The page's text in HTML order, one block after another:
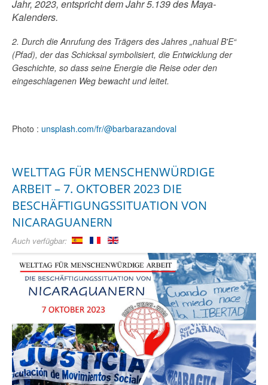
Jahr, 2023, entspricht dem Jahr 5.139 des Maya-
Kalenders.
2. Durch die Anrufung des Trägers des Jahres „nahual B'E“
(Pfad), der das Schicksal symbolisiert, die Entwicklung der
Geschichte, so dass seine Energie die Reise oder den
eingeschlagenen Weg bewacht und leitet.
Photo : unsplash.com/fr/@barbarazandoval
WELTTAG FÜR MENSCHENWÜRDIGE
ARBEIT – 7. OKTOBER 2023 DIE
BESCHÄFTIGUNGSSITUATION VON
NICARAGUANERN
Auch verfügbar: